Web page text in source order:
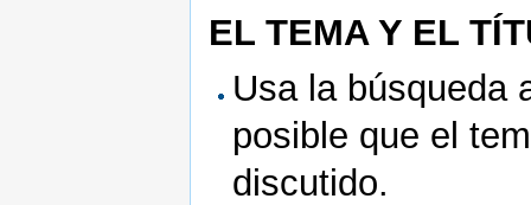
EL TEMA Y EL
Usa la búsqueda
posible que el
discutido.